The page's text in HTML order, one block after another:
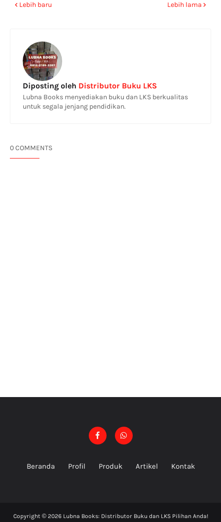
Lebih baru Lebih lama
Diposting oleh Distributor Buku LKS
Lubna Books menyediakan buku dan LKS berkualitas
untuk segala jenjang pendidikan.
0 COMMENTS
Beranda Profil Produk Artikel Kontak
Copyright © 2026 Lubna Books: Distributor Buku dan LKS Pilihan Anda!